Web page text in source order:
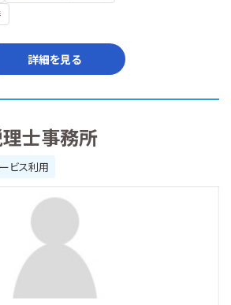
詳細を見る
士事務所
ビス利用